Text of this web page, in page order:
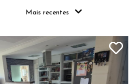
Mais recentes